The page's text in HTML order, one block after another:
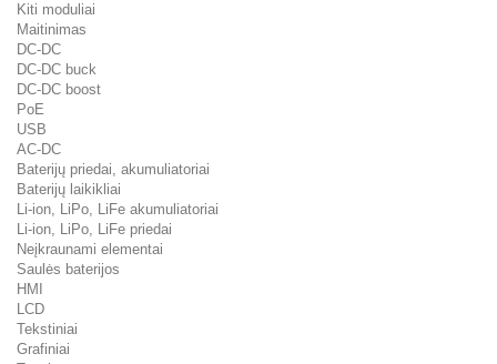
Kiti moduliai
Maitinimas
DC-DC
DC-DC buck
DC-DC boost
PoE
USB
AC-DC
Baterijų priedai, akumuliatoriai
Baterijų laikikliai
Li-ion, LiPo, LiFe akumuliatoriai
Li-ion, LiPo, LiFe priedai
Neįkraunami elementai
Saulės baterijos
HMI
LCD
Tekstiniai
Grafiniai